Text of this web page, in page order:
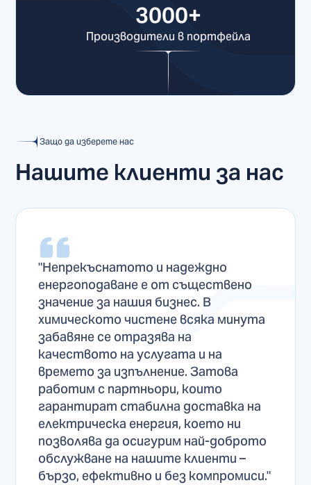
3000+
Производители в портфейла
Защо да изберете нас
Нашите клиенти за нас
"Непрекъснатото и надеждно
енергоподаване е от съществено
значение за нашия бизнес. В
химическото чистене всяка минута
забавяне се отразява на
качеството на услугата и на
времето за изпълнение. Затова
работим с партньори, които
гарантират стабилна доставка на
електрическа енергия, което ни
позволява да осигурим най-доброто
обслужване на нашите клиенти –
бързо, ефективно и без компромиси."